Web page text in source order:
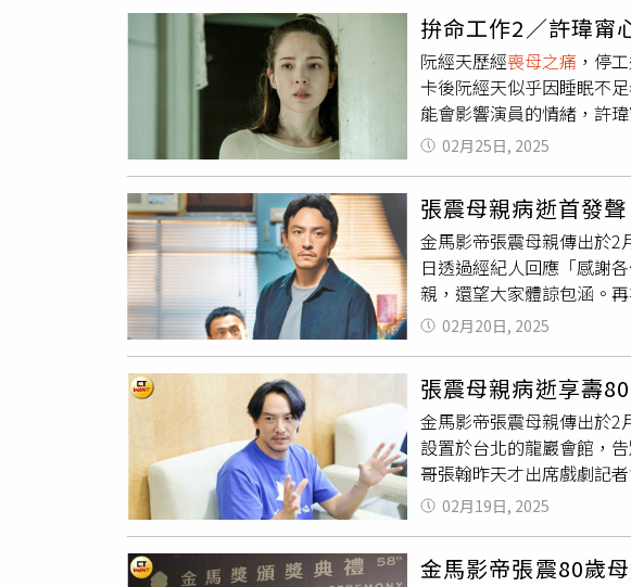
事件發生後到今日的心理
一間屋子，看到屋子後後
知夢，想著母親是否有可
孩。」此外，唐治平透露
拚命工作2／許瑋
阮經天歷經喪母之痛 ，停
卡後阮經天似乎因睡眠不
能會影響演員的情緒，許
她的她》有很強烈的內心
掉了！」在拍完這部戲後
后。李程彬曾因拍戲太累
程彬，也曾因拍戲太累引
戰爭等高強度戲劇時，他
有慣性脫臼的後遺症，可
星古天樂出道多年，拍過
發現整隻右手及右腳都麻
救急，直到殺青後才動手
02月25日, 2025
張震母親病逝首發
金馬影帝張震母親傳出於2
日透過經紀人回應「感謝
親，還望大家體諒包涵。
劇，也是林利霏的丈夫，
愛的母親趙欣然女士，於
年3月5日星期三於台北市
眷向您獻上最深的敬意。
翰哥感謝大家的關心與慰
並沉澱心情。若造成任何
提供）
02月20日, 2025
張震母親病逝享壽
金馬影帝張震母親傳出於2
設置於台北的龍巖會館，
哥張翰昨天才出席戲劇記
會，低調未提及母親離世
「目前都還好，翰哥感謝
多時間陪伴母親並沉澱心
02月19日, 2025
金馬影帝張震80歲